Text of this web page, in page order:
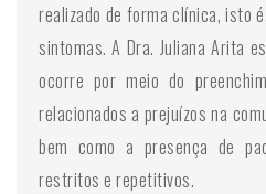
realizado de forma clínica, isto
sintomas. A Dra. Juliana Arita
ocorre por meio do
relacionados a prejuízos na
bem como a presença de
restritos e repetitivos.